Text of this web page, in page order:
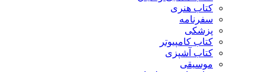
کتاب هنری
سفرنامه
پزشکی
کتاب کامپیوتر
کتاب آشپزی
موسیقی